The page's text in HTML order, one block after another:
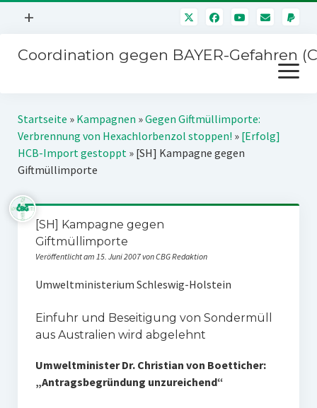
Menü
+
Mitmachen
Über uns
Kontakt
Störfälle
Coordination gegen BAYER-Gefahren
Menü
öffnen
Kampagnen
Stichwort BAYER
Jahrestagung
SPENDEN
Startseite » Kampagnen »Gegen Giftmüllimporte:
Verbrennung von Hexachlorbenzol stoppen! » [Erfolg]
HCB-Import gestoppt» [SH] Kampagne gegen
Giftmüllimporte
[SH] Kampagne gegen
Giftmüllimporte
Veröffentlicht am 15. Juni 2007 von CBG Redaktion
Umweltministerium Schleswig-Holstein
Einfuhr und Beseitigung von Sondermüll
aus Australien wird abgelehnt
Umweltminister Dr. Christian von Boetticher:
„Antragsbegründung unzureichend“